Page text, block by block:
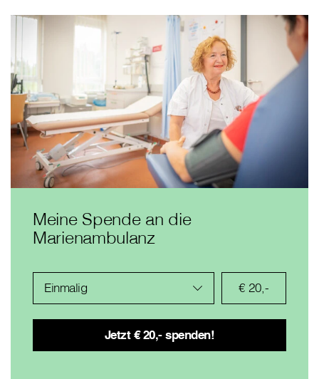
Meine Spende an die
Marienambulanz
Einmalig